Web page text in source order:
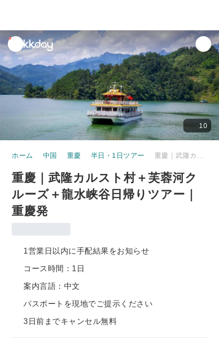
unread
notifications
10
ホーム 中国 重慶 半日・1日ツアー
重慶｜武隆カルスト村＋芙蓉河ク
ルーズ＋龍水峡谷日帰りツアー｜
重慶発
1営業日以内に手配結果をお知らせ
コース時間：1日
案内言語：中文
パスポートを現地でご提示ください
3日前までキャンセル無料